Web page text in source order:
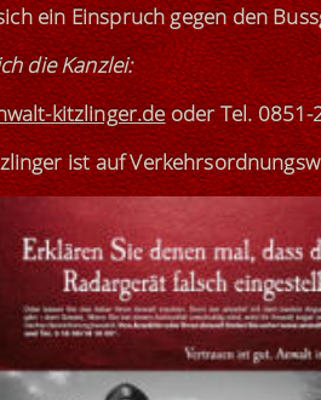
ein Einspruch gegen den
die Kanzlei:
kitzlinger.deoderTel.
istauf